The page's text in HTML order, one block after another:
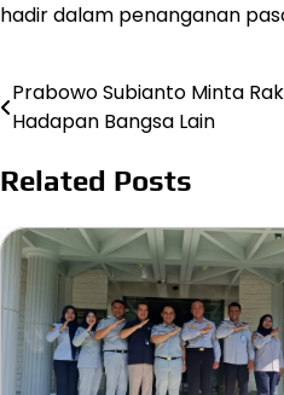
hadir dalam penanganan
Post
navigation
Prabowo Subianto Minta
Hadapan Bangsa Lain
Related Posts